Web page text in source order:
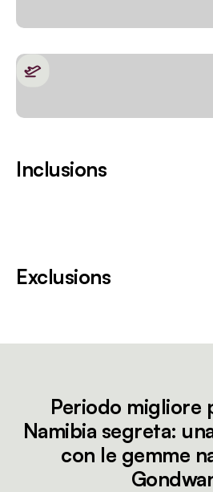
Inclusions
Exclusions
Periodo migliore
Namibia segreta:
con le gemme